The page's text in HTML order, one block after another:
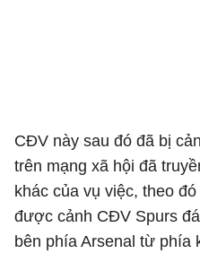
CĐV này sau đó đã bị
trên mạng xã hội đã
khác của vụ việc, theo
được cảnh CĐV Spurs
bên phía Arsenal từ phía